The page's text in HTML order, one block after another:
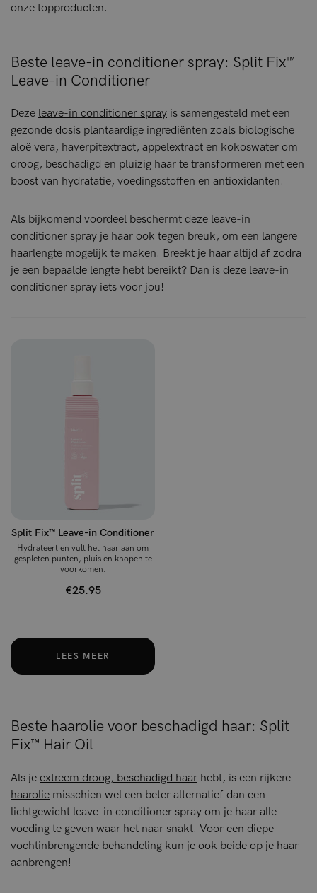
onze topproducten.
Beste leave-in conditioner spray: Split Fix™
Leave-in Conditioner
Deze leave-in conditioner spray is samengesteld met een
gezonde dosis plantaardige ingrediënten zoals biologische
aloë vera, haverpitextract, appelextract en kokoswater om
droog, beschadigd en pluizig haar te transformeren met een
boost van hydratatie, voedingsstoffen en antioxidanten.
Als bijkomend voordeel beschermt deze leave-in
conditioner spray je haar ook tegen breuk, om een langere
haarlengte mogelijk te maken. Breekt je haar altijd af zodra
je een bepaalde lengte hebt bereikt? Dan is deze leave-in
conditioner spray iets voor jou!
Split Fix™ Leave-in Conditioner
Hydrateert en vult het haar aan om
gespleten punten, pluis en knopen te
voorkomen.
€25.95
LEES MEER
Beste haarolie voor beschadigd haar: Split
Fix™ Hair Oil
Als je extreem droog, beschadigd haar hebt, is een rijkere
haarolie misschien wel een beter alternatief dan een
lichtgewicht leave-in conditioner spray om je haar alle
voeding te geven waar het naar snakt. Voor een diepe
vochtinbrengende behandeling kun je ook beide op je haar
aanbrengen!